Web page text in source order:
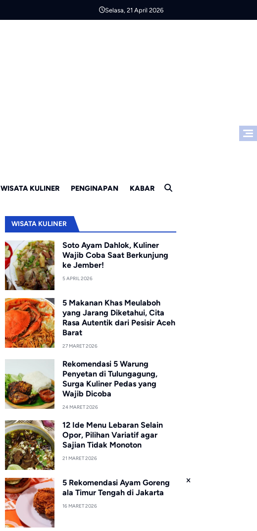
Selasa, 21 April 2026
WISATA KULINER PENGINAPAN KABAR
WISATA KULINER
Soto Ayam Dahlok, Kuliner
Wajib Coba Saat Berkunjung
ke Jember!
5 APRIL 2026
5 Makanan Khas Meulaboh
yang Jarang Diketahui, Cita
Rasa Autentik dari Pesisir Aceh
Barat
27 MARET 2026
Rekomendasi 5 Warung
Penyetan di Tulungagung,
Surga Kuliner Pedas yang
Wajib Dicoba
24 MARET 2026
12 Ide Menu Lebaran Selain
Opor, Pilihan Variatif agar
Sajian Tidak Monoton
21 MARET 2026
5 Rekomendasi Ayam Goreng
ala Timur Tengah di Jakarta
16 MARET 2026